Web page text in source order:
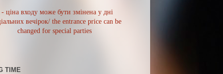
ціна входу може бути змінена у дні
вечірок/ the entrance price can be
changed for special parties
TIME